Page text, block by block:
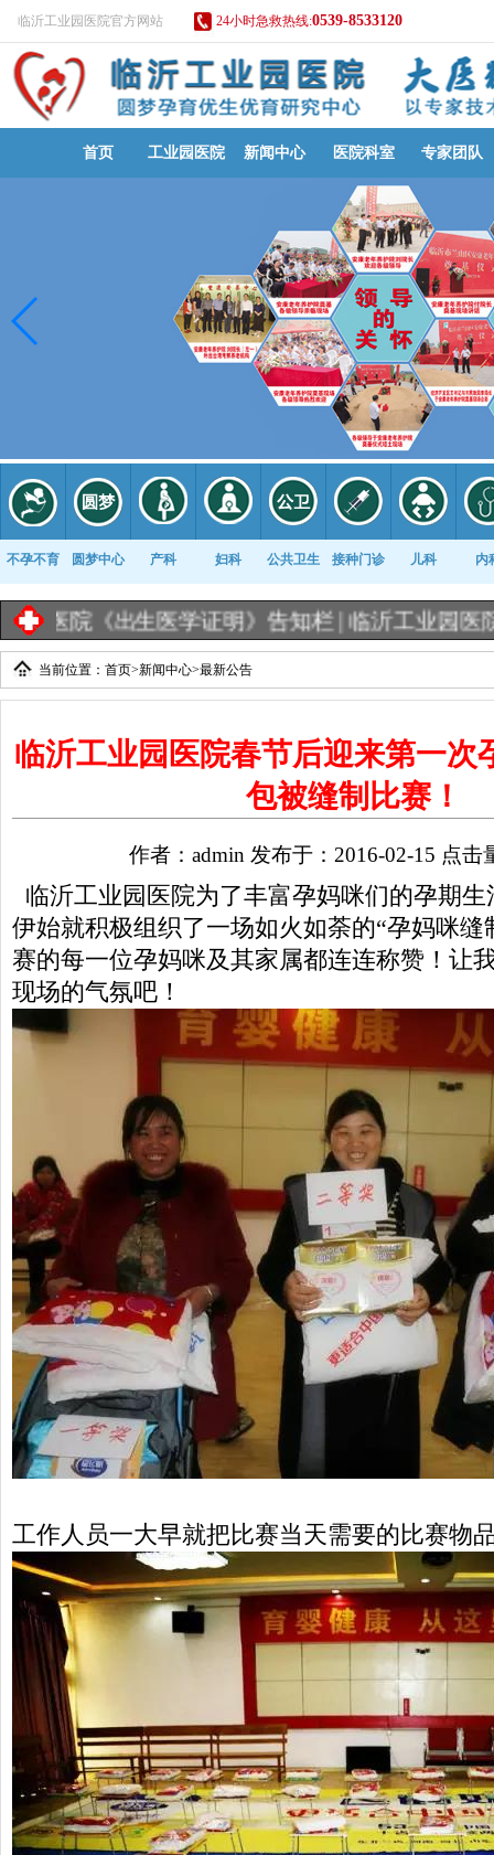
临沂工业园医院官方网站 24小时急救热线:0539-8533120
首页 工业园医院 新闻中心 医院科室 专家团队
不孕不育 圆梦中心 产科 妇科 公共卫生 接种门诊 儿科 内
康复科
证明》告知栏 |临沂工业园医院《出生医学证明
当前位置： 首页>新闻中心>最新公告
临沂工业园医院春节后迎来第一次
包被缝制比赛！
作者：admin 发布于：2016-02-15 点击
临沂工业园医院为了丰富孕妈咪们的孕期生
伊始就积极组织了一场如火如荼的“孕妈咪缝
赛的每一位孕妈咪及其家属都连连称赞！让
现场的气氛吧！
工作人员一大早就把比赛当天需要的比赛物